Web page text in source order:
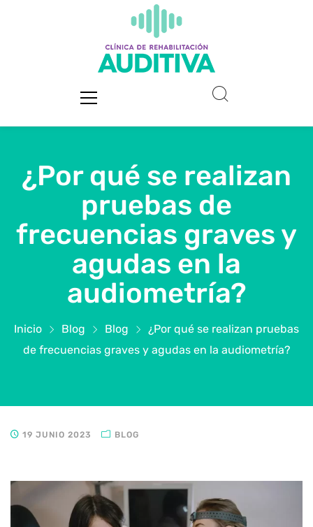
¿Por qué se realizan
pruebas de
frecuencias graves y
agudas en la
audiometría?
Inicio Blog Blog
¿Por qué se realizan pruebas
de frecuencias graves y agudas en la audiometría?
19 JUNIO 2023 BLOG